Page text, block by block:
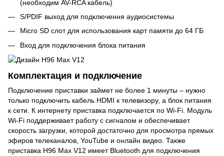
(необходим AV-RCA кабель)
S/PDIF выход для подключення аудиосистемы
Micro SD слот для использования карт памяти до 64 ГБ
Вход для подключения блока питания
Комплектация и подключение
Подключение приставки займет не более 1 минуты – нужно
только подключить кабель HDMI к телевизору, а блок питания
к сети. К интернету приставка подключается по Wi-Fi. Модуль
Wi-Fi поддерживает работу с сигналом и обеспечивает
скорость загрузки, которой достаточно для просмотра прямых
эфиров телеканалов, YouTube и онлайн видео. Также
приставка H96 Max V12 имеет Bluetooth для подключения